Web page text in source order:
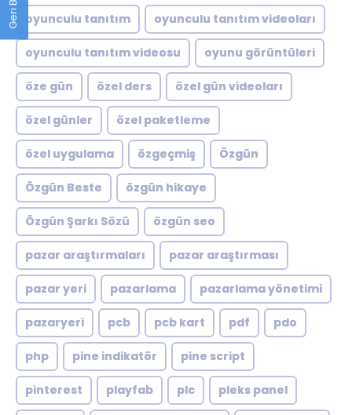
oyunculu tanıtım oyunculu tanıtım videoları
oyunculu tanıtım videosu oyunu görüntüleri
öze gün özel ders özel gün videoları
özel günler özel paketleme
özel uygulama özgeçmiş Özgün
Özgün Beste özgün hikaye
Özgün Şarkı Sözü özgün seo
pazar araştırmaları pazar araştırması
pazar yeri pazarlama pazarlama yönetimi
pazaryeri pcb pcb kart pdf pdo
php pine indikatör pine script
pinterest playfab plc pleks panel